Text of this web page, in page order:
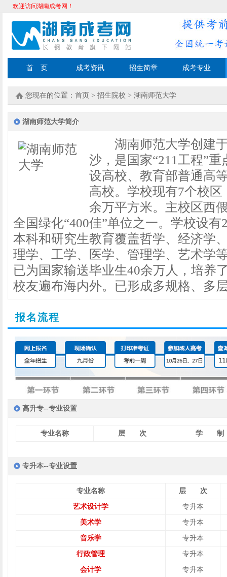
欢迎访问湖南成考网！
首 页 成考资讯 招生简章 成考专业
您现在的位置： 首页 > 招生院校 > 湖南师范大学
湖南师范大学简介
湖南师范大学创建于
沙，是国家“211工程”
设高校、教育部普通高
高校。学校现有7个校
余万平方米。主校区西
全国绿化“400佳”单位之一。学校设
本科和研究生教育覆盖哲学、经济学
理学、工学、医学、管理学、艺术学
已为国家输送毕业生40余万人，培养
校友遍布海内外。已形成多规格、多
报名流程
高升专--专业设置
专业名称 层 次 学 制
专升本--专业设置
专业名称 层 次
艺术设计学 专升本
美术学 专升本
音乐学 专升本
行政管理 专升本
会计学 专升本